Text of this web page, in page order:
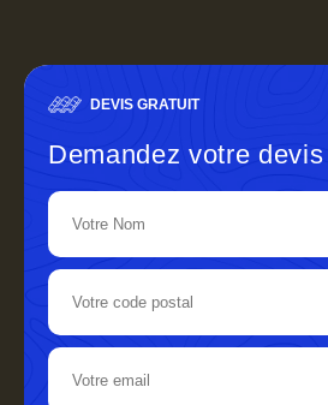
DEVIS GRATUIT
Demandez votre